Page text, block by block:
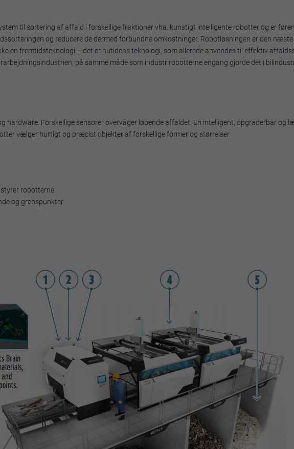
til sortering af affald i forskellige fraktioner vha. kunstigt intelligente robotter og er
og reducere de dermed forbundne omkostninger. Robotløsningen er den
en fremtidsteknologi – det er nutidens teknologi, som allerede anvendes til effektiv
på samme måde som industrirobotterne engang gjorde det i
hardware. Forskellige sensorer overvåger løbende affaldet. En intelligent, opgraderbar og
vælger hurtigt og præcist objekter af forskellige former og størrelser.
robotterne
og grebspunkter